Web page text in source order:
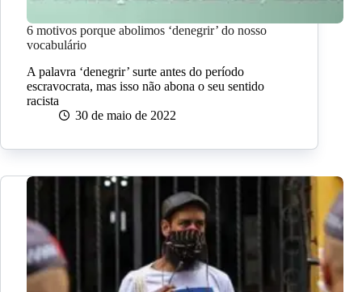
6 motivos porque abolimos ‘denegrir’ do nosso
vocabulário
A palavra ‘denegrir’ surte antes do período
escravocrata, mas isso não abona o seu sentido
racista
30 de maio de 2022